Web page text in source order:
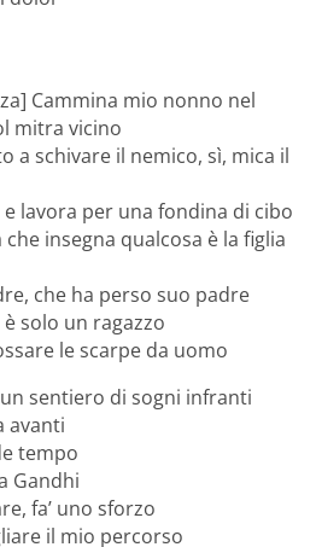
Cammina mio nonno nel
mitra vicino
a schivare il nemico, sì, mica il
lavora per una fondina di cibo
che insegna qualcosa è la figlia
che ha perso suo padre
è solo un ragazzo
le scarpe da uomo
sentiero di sogni infranti
avanti
tempo
Gandhi
fa’ uno sforzo
il mio percorso